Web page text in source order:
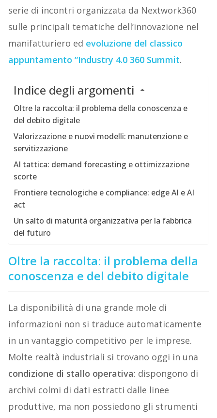
serie di incontri organizzata da Nextwork360
sulle principali tematiche dell’innovazione nel
manifatturiero ed evoluzione del classico
appuntamento “Industry 4.0 360 Summit.
Indice degli argomenti
Oltre la raccolta: il problema della conoscenza e
del debito digitale
Valorizzazione e nuovi modelli: manutenzione e
servitizzazione
AI tattica: demand forecasting e ottimizzazione
scorte
Frontiere tecnologiche e compliance: edge AI e AI
act
Un salto di maturità organizzativa per la fabbrica
del futuro
Oltre la raccolta: il problema della
conoscenza e del debito digitale
La disponibilità di una grande mole di
informazioni non si traduce automaticamente
in un vantaggio competitivo per le imprese.
Molte realtà industriali si trovano oggi in una
condizione di stallo operativa: dispongono di
archivi colmi di dati estratti dalle linee
produttive, ma non possiedono gli strumenti